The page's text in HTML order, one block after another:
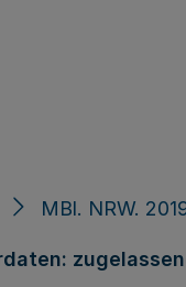
MBl. NRW.